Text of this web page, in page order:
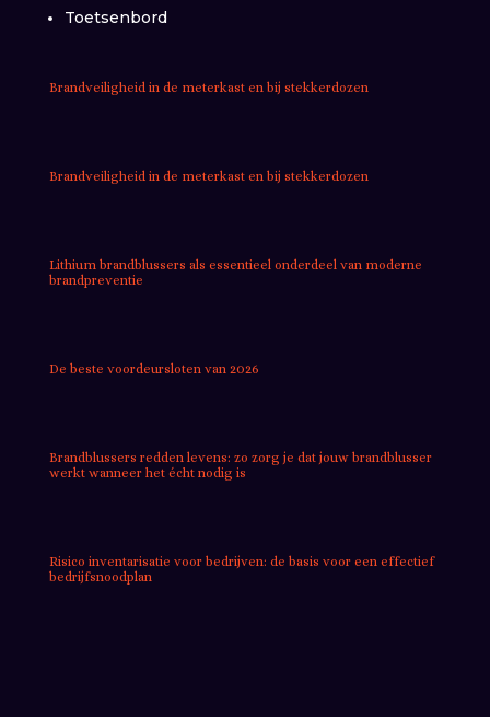
Toetsenbord
Brandveiligheid in de meterkast en bij stekkerdozen
Brandveiligheid in de meterkast en bij stekkerdozen
Lithium brandblussers als essentieel onderdeel van moderne
brandpreventie
De beste voordeursloten van 2026
Brandblussers redden levens: zo zorg je dat jouw brandblusser
werkt wanneer het écht nodig is
Risico inventarisatie voor bedrijven: de basis voor een effectief
bedrijfsnoodplan